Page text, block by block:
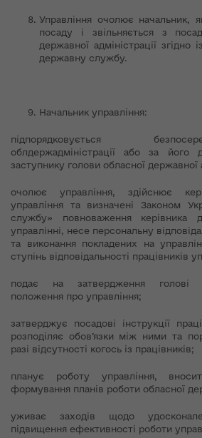
Управління очолює начальник,
посаду і звільняється з
державної адміністрації згідно
державну службу.
Начальник управління:
підпорядковується
облдержадміністрації або за його
заступнику голови обласної державної
очолює управління, здійснює
управління та визначені Законом
службу» повноваження керівника
управлінні, несе персональну
та виконання покладених на
ступінь відповідальності працівників
подає на затвердження голові
положення про управління;
затверджує посадові інструкції
розподіляє обов’язки між ними та
разі відсутності когось із працівників;
планує роботу управління,
формування планів роботи обласної
уживає заходів щодо
підвищення ефективності роботи